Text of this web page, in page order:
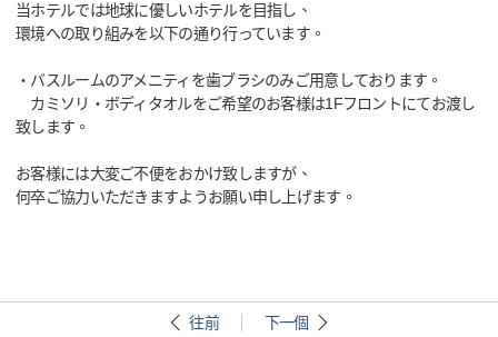
当ホテルでは地球に優しいホテルを目指し、
環境への取り組みを以下の通り行っています。
・バスルームのアメニティを歯ブラシのみご用意しております。
カミソリ・ボディタオルをご希望のお客様は1Fフロントにてお渡し
致します。
お客様には大変ご不便をおかけ致しますが、
何卒ご協力いただきますようお願い申し上げます。
往前 下一個